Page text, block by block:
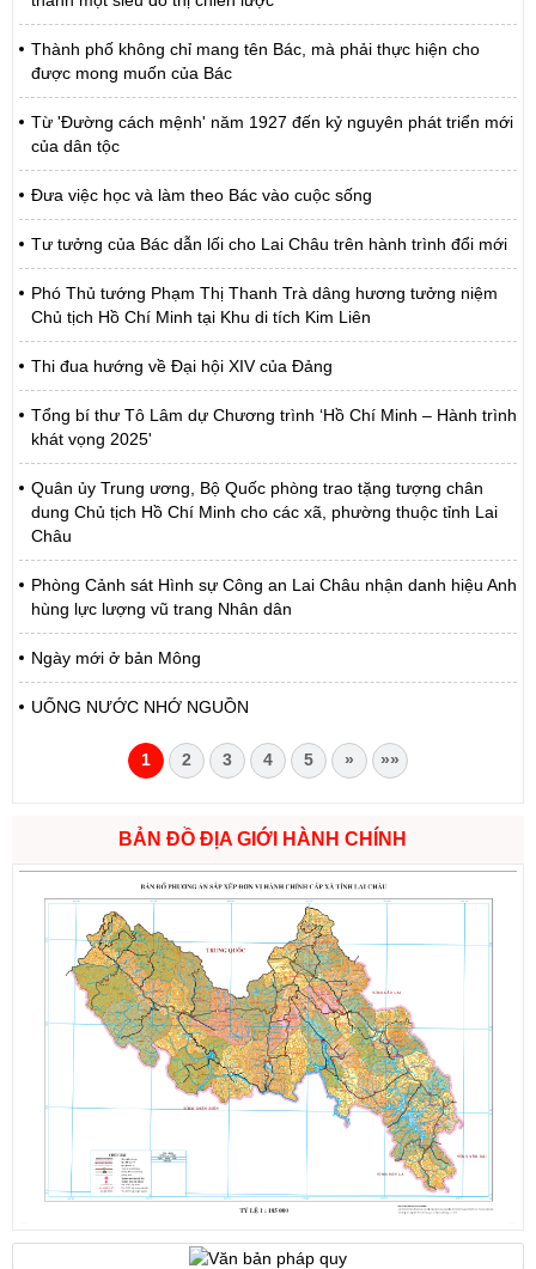
Thành phố không chỉ mang tên Bác, mà phải thực hiện cho
được mong muốn của Bác
Từ 'Đường cách mệnh' năm 1927 đến kỷ nguyên phát triển mới
của dân tộc
Đưa việc học và làm theo Bác vào cuộc sống
Tư tưởng của Bác dẫn lối cho Lai Châu trên hành trình đổi mới
Phó Thủ tướng Phạm Thị Thanh Trà dâng hương tưởng niệm
Chủ tịch Hồ Chí Minh tại Khu di tích Kim Liên
Thi đua hướng về Đại hội XIV của Đảng
Tổng bí thư Tô Lâm dự Chương trình ‘Hồ Chí Minh – Hành trình
khát vọng 2025'
Quân ủy Trung ương, Bộ Quốc phòng trao tặng tượng chân
dung Chủ tịch Hồ Chí Minh cho các xã, phường thuộc tỉnh Lai
Châu
Phòng Cảnh sát Hình sự Công an Lai Châu nhận danh hiệu Anh
hùng lực lượng vũ trang Nhân dân
Ngày mới ở bản Mông
UỐNG NƯỚC NHỚ NGUỒN
1 2 3 4 5 » »»
BẢN ĐỒ ĐỊA GIỚI HÀNH CHÍNH
1721/QĐ-UBND
(Quyết định Phê duyệt phương án đấu giá quyền sử dụng
đất đối với 04 thửa đất thương mại, dịch vụ năm 2026 trên địa
bàn tỉnh Lai Châu)
- Ngày hiệu lực: (07/08/2026)
Số:6731/UBND-KTN
303/2026/NĐ-CP ngày 01/8/2026 của Chính phủ sửa đổi, bổ